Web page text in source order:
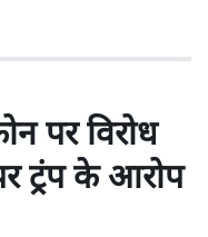
पर विरोध
ट्रंप के आरोप